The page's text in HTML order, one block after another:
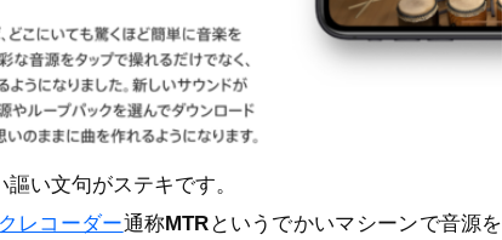
謳い文句がステキです。
レコーダー通称MTR というでかいマシーンで音源を